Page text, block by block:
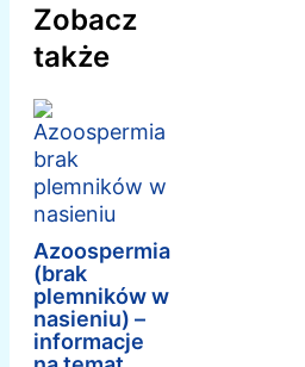
Zobacz
także
Azoospermia
(brak
plemników w
nasieniu) –
informacje